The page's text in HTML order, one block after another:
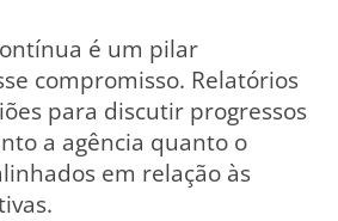
é um pilar
compromisso. Relatórios
para discutir progressos
a agência quanto o
em relação às